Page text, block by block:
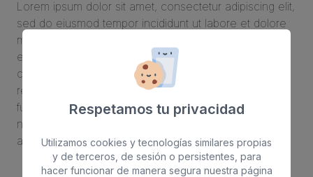
Lorem ipsum dolor sit amet, consectetur adipiscing elit,
sed do eiusmod tempor incididunt ut labore et dolore
magna aliqua. Ut enim ad minim veniam, quis nostrud
exercitation ullamco laboris nisi ut aliquip ex ea
commodo consequat. Duis aute irure dolor in
reprehenderit in voluptate velit esse cillum dolore eu
fugiat nulla pariatur. Excepteur sint occaecat cupidatat
non proident, sunt in culpa qui officia deserunt mollit
anim id est laborum.
Respetamos tu privacidad
Utilizamos cookies y tecnologías similares propias
y de terceros, de sesión o persistentes, para
hacer funcionar de manera segura nuestra página